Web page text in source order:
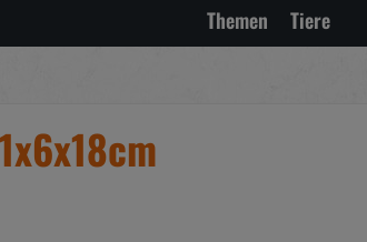
Themen
Tiere